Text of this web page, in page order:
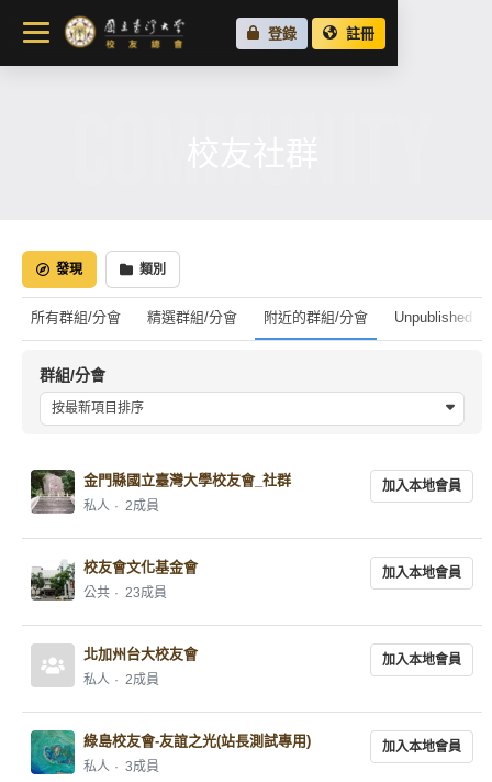
關於總會
最新消息
登錄 註冊
發現 類別
所有群組/分會 精選群組/分會 附近的群組/分會 Unpublished
群組/分會
按最新項目排序
金門縣國立臺灣大學校友會_社群
私人 2成員
加入本地會員
校友會文化基金會
公共 23成員
加入本地會員
北加州台大校友會
私人 2成員
加入本地會員
綠島校友會-友誼之光(站長測試專用)
私人 3成員
加入本地會員